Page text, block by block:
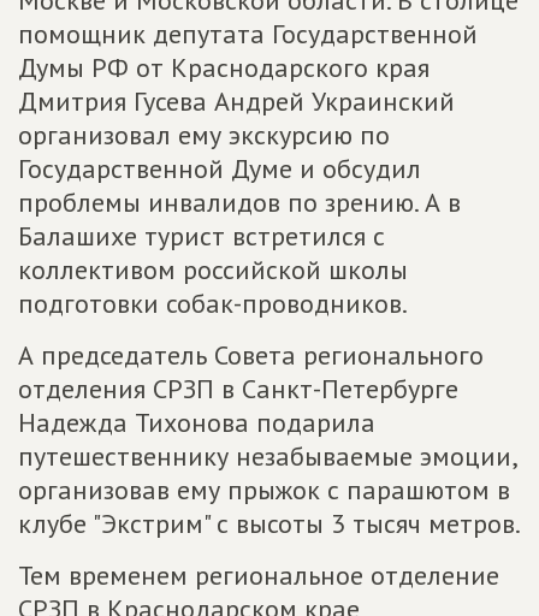
помощник депутата Государственной
Думы РФ от Краснодарского края
Дмитрия Гусева Андрей Украинский
организовал ему экскурсию по
Государственной Думе и обсудил
проблемы инвалидов по зрению. А в
Балашихе турист встретился с
коллективом российской школы
подготовки собак-проводников.
А председатель Совета регионального
отделения СРЗП в Санкт-Петербурге
Надежда Тихонова подарила
путешественнику незабываемые эмоции,
организовав ему прыжок с парашютом в
клубе "Экстрим" с высоты 3 тысяч метров.
Тем временем региональное отделение
СРЗП в Краснодарском крае